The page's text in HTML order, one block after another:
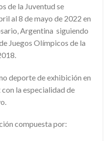
de la Juventud se
al 8 de mayo de 2022 en
Argentina siguiendo
Juegos Olímpicos de la
deporte de exhibición en
la especialidad de
compuesta por: